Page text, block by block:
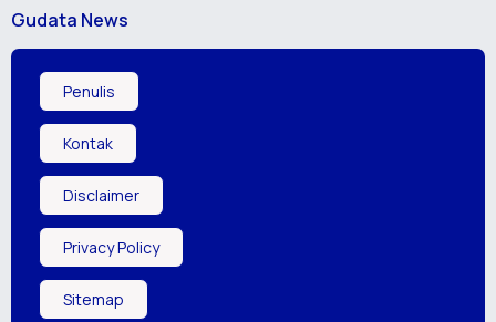
Gudata News
Penulis
Kontak
Disclaimer
Privacy Policy
Sitemap